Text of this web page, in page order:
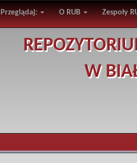
Przeglądaj: O RUB Zespoły
W